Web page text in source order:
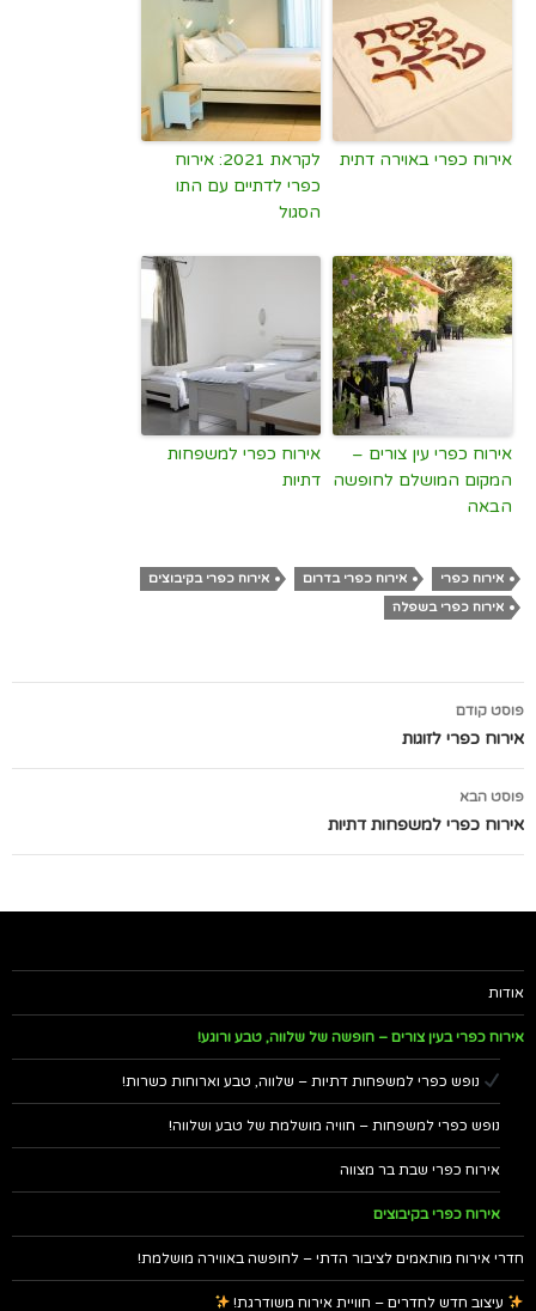
אירוח כפרי באוירה דתית
לקראת 2021: אירוח
כפרי לדתיים עם התו
הסגול
אירוח כפרי עין צורים –
המקום המושלם לחופשה
הבאה
אירוח כפרי למשפחות
דתיות
אירוח כפרי אירוח כפרי בדרום
אירוח כפרי בקיבוצים
אירוח כפרי בשפלה
ניווט
בפוסטים
פוסט קודם
אירוח כפרי לזוגות
פוסט הבא
אירוח כפרי למשפחות דתיות
אודות
אירוח כפרי בעין צורים – חופשה של שלווה, טבע ורוגע!
נופש כפרי למשפחות דתיות – שלווה, טבע וארוחות כשרות!
נופש כפרי למשפחות – חוויה מושלמת של טבע ושלווה!
אירוח כפרי שבת בר מצווה
אירוח כפרי בקיבוצים
חדרי אירוח מותאמים לציבור הדתי – לחופשה באווירה מושלמת!
עיצוב חדש לחדרים – חוויית אירוח משודרגת!